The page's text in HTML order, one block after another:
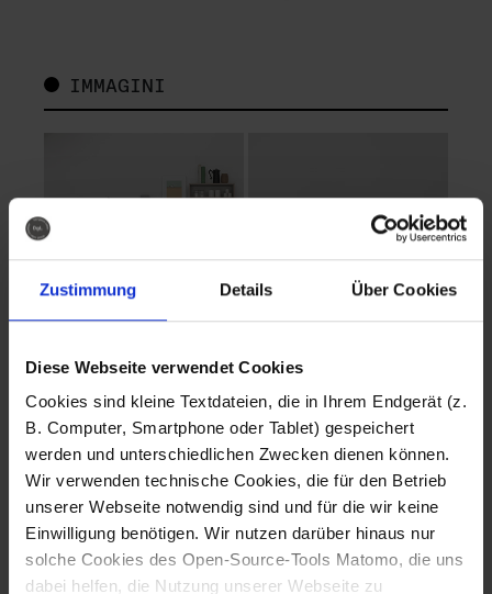
Zustimmung Details Über Cookies
Diese Webseite verwendet Cookies
Cookies sind kleine Textdateien, die in Ihrem Endgerät (z.
B. Computer, Smartphone oder Tablet) gespeichert
werden und unterschiedlichen Zwecken dienen können.
Wir verwenden technische Cookies, die für den Betrieb
unserer Webseite notwendig sind und für die wir keine
Einwilligung benötigen. Wir nutzen darüber hinaus nur
solche Cookies des Open-Source-Tools Matomo, die uns
dabei helfen, die Nutzung unserer Webseite zu
IMMAGINI
Fotografo: Lorenz
Sternbach
Download
Fotografo: Lorenz
Sternbach
Download